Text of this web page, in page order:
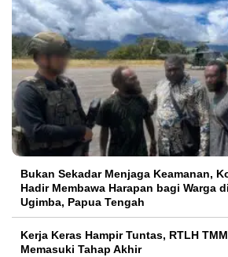
Bukan Sekadar Menjaga Keamanan,
Hadir Membawa Harapan bagi Warga
Ugimba, Papua Tengah
Kerja Keras Hampir Tuntas, RTLH
Memasuki Tahap Akhir